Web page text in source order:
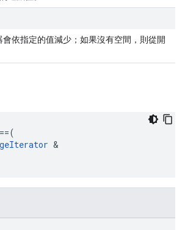
依指定的值減少；如果沒有空間，則從開
==(
&